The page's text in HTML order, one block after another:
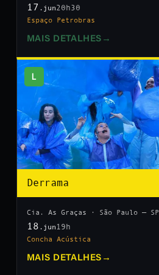
17 .jun20h30
Espaço Petrobras
MAIS DETALHES →
L
Derrama
Cia. As Graças · São Paulo — SP
18 .jun 19h
Concha Acústica
MAIS DETALHES →